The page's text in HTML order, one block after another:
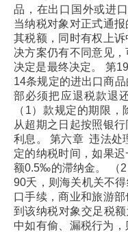
品，在出口国外或进
当纳税对象对正式通
其税额，同时有权上
决方案仍有不同意见
决定是最终决定。 第
14条规定的进出口商
部必须把应退税款退
（1）款规定的期限
从超期之日起按照银
利息。 第六章 违法处
定的纳税时间，如果
额0.5‰的滞纳金。
（
90夭，则海关机关不
口手续，商业和旅游
到该纳税对象交足税额
中如有偷、漏税行为，